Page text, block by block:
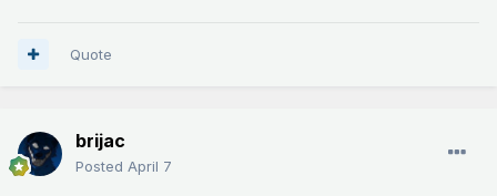
Quote
brijac
Posted April 7